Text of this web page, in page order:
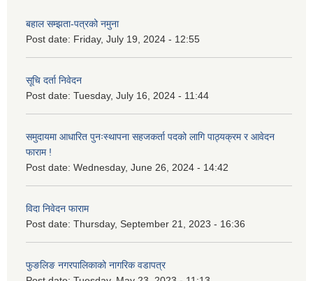
बहाल सम्झता-पत्रको नमुना
Post date: Friday, July 19, 2024 - 12:55
सूचि दर्ता निवेदन
Post date: Tuesday, July 16, 2024 - 11:44
समुदायमा आधारित पुनःस्थापना सहजकर्ता पदको लागि पाठ्यक्रम र आवेदन
फाराम !
Post date: Wednesday, June 26, 2024 - 14:42
विदा निवेदन फाराम
Post date: Thursday, September 21, 2023 - 16:36
फुङलिङ नगरपालिकाको नागरिक वडापत्र